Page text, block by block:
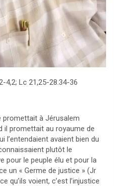
4,2; Lc 21,25-28.34-36
promettait à Jérusalem
il promettait au royaume de
l’entendaient avaient bien du
plutôt le
pour le peuple élu et pour la
un « Germe de justice » (Jr
qu’ils voient, c’est l’injustice